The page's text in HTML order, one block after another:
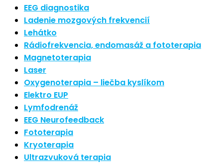
EEG diagnostika
Ladenie mozgových frekvencií
Lehátko
Rádiofrekvencia, endomasáž a fototerapia
Magnetoterapia
Laser
Oxygenoterapia – liečba kyslíkom
Elektro EUP
Lymfodrenáž
EEG Neurofeedback
Fototerapia
Kryoterapia
Ultrazvuková terapia
Nové polarizované svetlo
So psoriázou netreba žiť
Rozšírenie služieb
Hudba a vývoj mozgu
Najnovšie komentáre
Žiadne komentáre na zobrazenie.
Archív
september 2021
apríl 2021
august 2020